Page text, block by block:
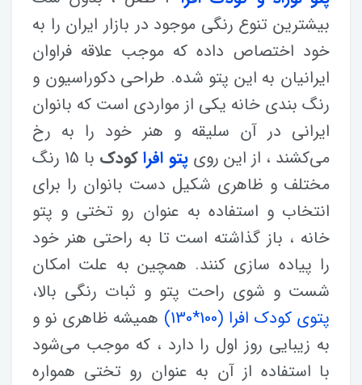
بیشترین تنوع رنگی موجود در بازار ایران را به
خود اختصاص داده که موجب علاقه فراوان
ایرانیان به این پتو شده. طراحی دکوراسیون و
رنگ بندی خانه یکی از مواردی است که بانوان
ایرانی در آن سلیقه و هنر خود را به رخ
می‌کشند ، از این رویپتو افراکودک
با 15 رنگ
مختلف و ظاهری شکیل دست بانوان را برای
انتخاب و استفاده به عنوان رو تختی و پتو
خانه ، باز گذاشته است تا به راحتی هنر خود
را پیاده سازی کنند. همچین به علت امکان
شست و شوی راحت پتو و ثبات رنگی بالا،
پتوی کودک افرا (100*130)
همیشه ظاهری نو و
به زیبایی روز اول را دارد ، که موجب می‌شود
با استفاده از آن به عنوان رو تختی همواره